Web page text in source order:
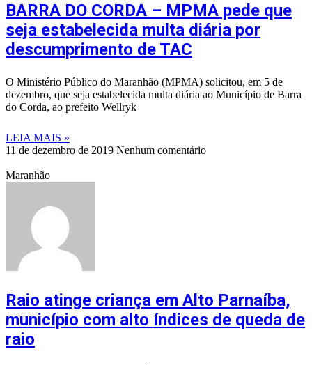
BARRA DO CORDA – MPMA pede que
seja estabelecida multa diária por
descumprimento de TAC
O Ministério Público do Maranhão (MPMA) solicitou, em 5 de
dezembro, que seja estabelecida multa diária ao Município de Barra
do Corda, ao prefeito Wellryk
LEIA MAIS »
11 de dezembro de 2019 Nenhum comentário
Maranhão
Raio atinge criança em Alto Parnaíba,
município com alto índices de queda de
raio